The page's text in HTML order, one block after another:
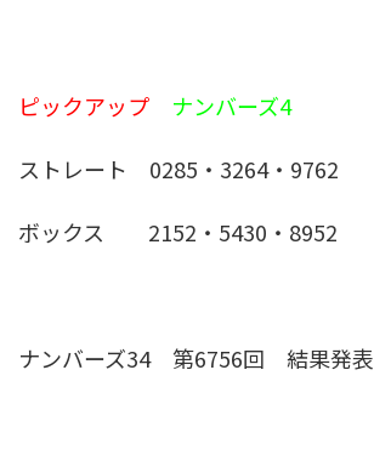
ピックアップ
ナンバーズ4
ストレート 0285・3264・9762
ボックス 2152・5430・8952
ナンバーズ34 第6756回 結果発表